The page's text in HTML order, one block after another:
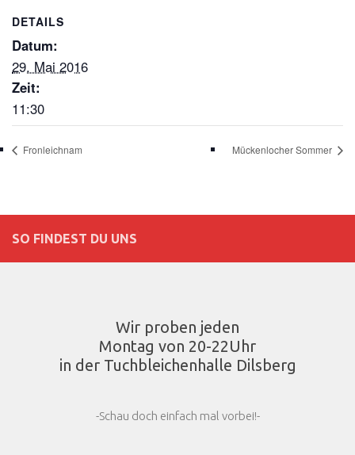
DETAILS
Datum:
29. Mai 2016
Zeit:
11:30
Fronleichnam Mückenlocher Sommer
SO FINDEST DU UNS
Wir proben jeden
Montag von 20-22Uhr
in der Tuchbleichenhalle Dilsberg
-Schau doch einfach mal vorbei!-